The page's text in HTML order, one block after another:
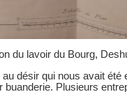
du lavoir du Bourg,
au désir qui nous avait
buanderie. Plusieurs